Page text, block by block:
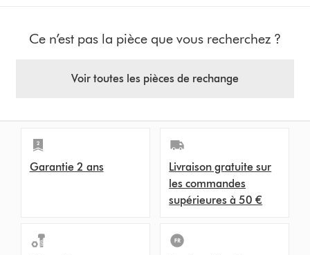
Ce n’est pas la pièce que vous recherchez ?
Voir toutes les pièces de rechange
Garantie 2 ans
Livraison gratuite sur
les commandes
supérieures à 50 €